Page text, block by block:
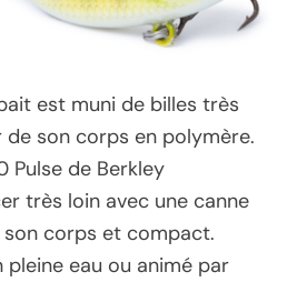
est muni de billes très
de son corps en polymère.
Pulse de Berkley
très loin avec une canne
son corps et compact.
pleine eau ou animé par